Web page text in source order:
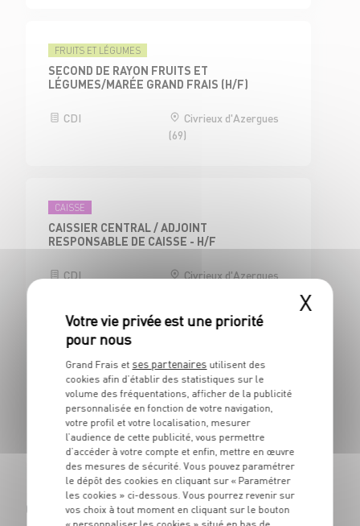
FRUITS ET LÉGUMES
SECOND DE RAYON FRUITS ET
LÉGUMES/MARÉE GRAND FRAIS (H/F)
CDI
Civrieux d'Azergues
(69)
CAISSE
CAISSIER CENTRAL / ADJOINT
RESPONSABLE DE CAISSE - H/F
CDI
Civrieux d'Azergues
BOUCHERIE
BOUCHER - H/F
CDI
Civrieux d'Azergues
(69)
Cagnes-sur-Mer (06800)
X
Grand Frais et ses partenaires utilisent des
cookies afin d’établir des statistiques sur le
volume des fréquentations, afficher de la publicité
personnalisée en fonction de votre navigation,
votre profil et votre localisation, mesurer
l’audience de cette publicité, vous permettre
d’accéder à votre compte et enfin, mettre en œuvre
des mesures de sécurité. Vous pouvez paramétrer
le dépôt des cookies en cliquant sur « Paramétrer
les cookies » ci-dessous. Vous pourrez revenir sur
vos choix à tout moment en cliquant sur le bouton